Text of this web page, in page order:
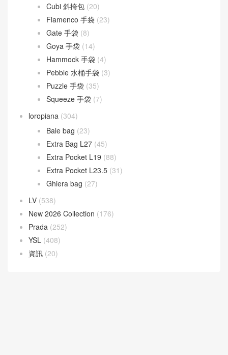
Cubi 斜挎包 (20)
Flamenco 手袋 (23)
Gate 手袋 (8)
Goya 手袋 (14)
Hammock 手袋 (4)
Pebble 水桶手袋 (3)
Puzzle 手袋 (35)
Squeeze 手袋 (7)
loropiana (304)
Bale bag (23)
Extra Bag L27 (45)
Extra Pocket L19 (88)
Extra Pocket L23.5 (31)
Ghiera bag (27)
LV (538)
New 2026 Collection (176)
Prada (252)
YSL (408)
資訊 (20)